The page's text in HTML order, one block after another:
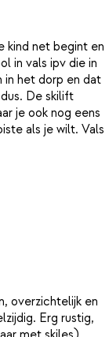
kind net begint en
in vals ipv die in
in het dorp en dat
De skilift
je ook nog eens
als je wilt. Vals
overzichtelijk en
Erg rustig,